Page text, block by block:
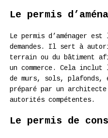
Le permis
Le permis d’aménager
demandes. Il sert à
terrain ou du bâtiment
un commerce. Cela
de murs, sols, plafonds,
préparé par un architecte
autorités compétentes.
Le permis de